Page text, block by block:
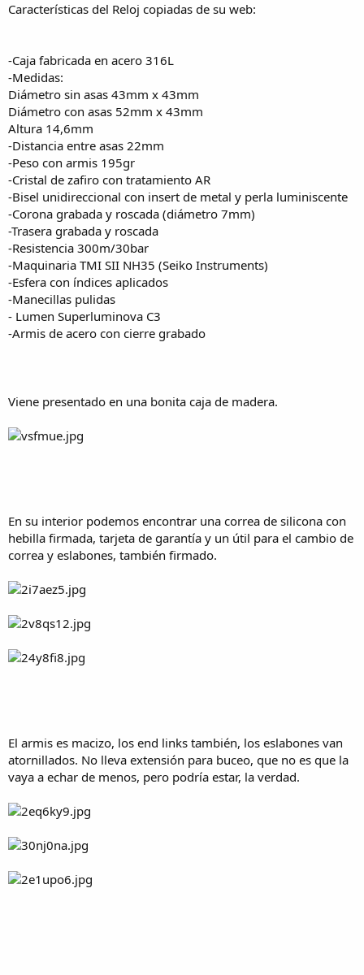
Características del Reloj copiadas de su web:
-Caja fabricada en acero 316L
-Medidas:
Diámetro sin asas 43mm x 43mm
Diámetro con asas 52mm x 43mm
Altura 14,6mm
-Distancia entre asas 22mm
-Peso con armis 195gr
-Cristal de zafiro con tratamiento AR
-Bisel unidireccional con insert de metal y perla luminiscente
-Corona grabada y roscada (diámetro 7mm)
-Trasera grabada y roscada
-Resistencia 300m/30bar
-Maquinaria TMI SII NH35 (Seiko Instruments)
-Esfera con índices aplicados
-Manecillas pulidas
- Lumen Superluminova C3
-Armis de acero con cierre grabado
Viene presentado en una bonita caja de madera.
En su interior podemos encontrar una correa de silicona con
hebilla firmada, tarjeta de garantía y un útil para el cambio de
correa y eslabones, también firmado.
El armis es macizo, los end links también, los eslabones van
atornillados. No lleva extensión para buceo, que no es que la
vaya a echar de menos, pero podría estar, la verdad.